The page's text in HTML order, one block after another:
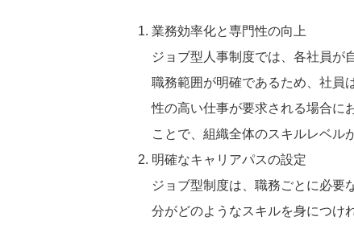
業務効率化と専門性の向上
ジョブ型人事制度では、各社員が
職務範囲が明確であるため、社員
性の高い仕事が要求される場合に
ことで、組織全体のスキルレベル
明確なキャリアパスの設定
ジョブ型制度は、職務ごとに必要
分がどのようなスキルを身につけ